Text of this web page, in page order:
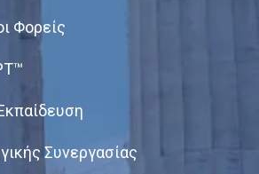
Φορείς
Συνεργασίας